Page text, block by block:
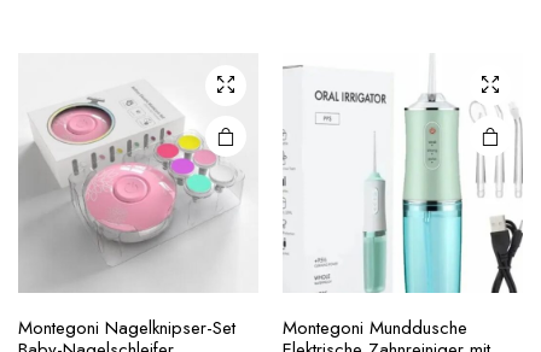
Montegoni Nagelknipser-Set
Montegoni Munddusche